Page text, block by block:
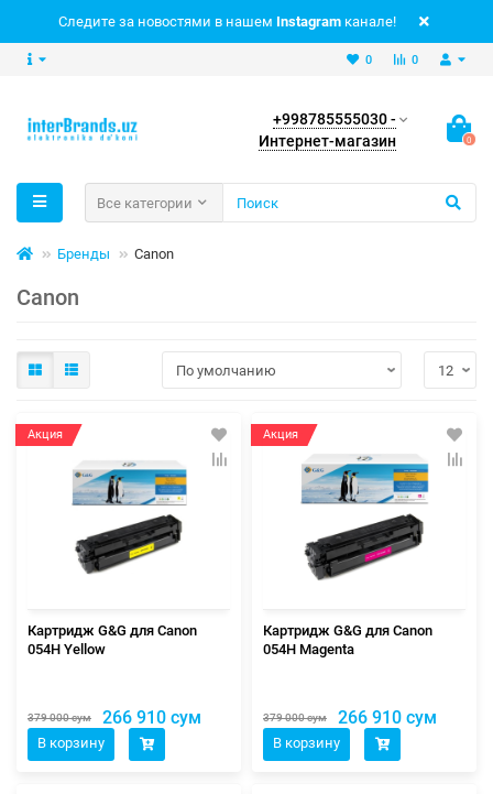
Следите за новостями в нашем Instagram канале!
0
0
+998785555030 -
Интернет-магазин
0
Все категории
Бренды Canon
Canon
Акция
Картридж G&G для Canon
054H Yellow
379 000 сум 266 910 сум
В корзину
Акция
Картридж G&G для Canon
054H Magenta
379 000 сум 266 910 сум
В корзину